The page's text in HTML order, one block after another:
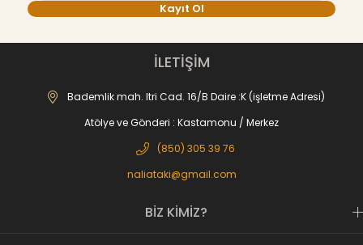
Kayıt Ol
İLETİŞİM
Bademlik mah. Itri Cad. 16/B Daire :K (işletme Adresi)
Atölye ve Gönderi : Kastamonu / Merkez
(850) 305 39 76‬
naliataki@gmail.com
BİZ KİMİZ?